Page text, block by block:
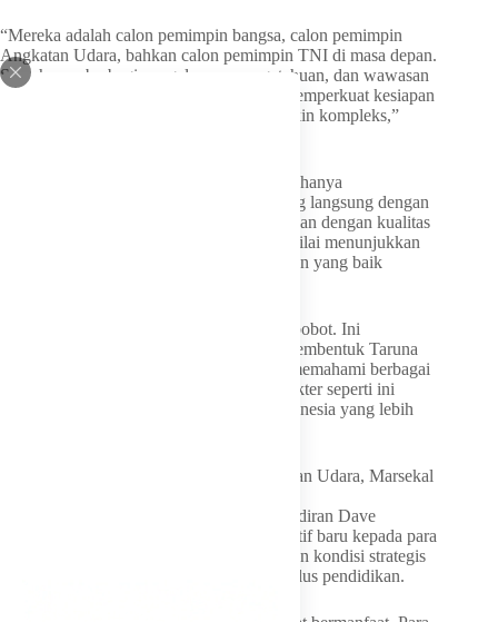
“Mereka adalah calon pemimpin bangsa, calon pemimpin
Angkatan Udara, bahkan calon pemimpin TNI di masa depan.
Saya hanya berbagi pengalaman, pengetahuan, dan wawasan
yang saya peroleh selama ini agar dapat memperkuat kesiapan
mereka menghadapi tantangan yang semakin kompleks,”
Politisi Fraksi Partai Golkar tersebut, tidak hanya
menyampaikan materi, tetapi juga berdialog langsung dengan
para Taruna dan Taruni. Ia mengaku terkesan dengan kualitas
pertanyaan yang diajukan peserta yang dinilai menunjukkan
kemampuan berpikir kritis serta pemahaman yang baik
“Pertanyaan yang disampaikan sangat berbobot. Ini
menunjukkan keberhasilan AAU dalam membentuk Taruna
yang mampu berpikir kritis, terbuka, dan memahami berbagai
persoalan strategis secara mendalam. Karakter seperti ini
sangat dibutuhkan untuk membangun Indonesia yang lebih
Sementara itu, Gubernur Akademi Angkatan Udara, Marsekal
TNI, Donald Kasenda mengapresiasi kehadiran Dave
Laksono yang dinilai memberikan perspektif baru kepada para
Taruna terkait perkembangan geopolitik dan kondisi strategis
terkini yang akan mereka hadapi setelah lulus pendidikan.